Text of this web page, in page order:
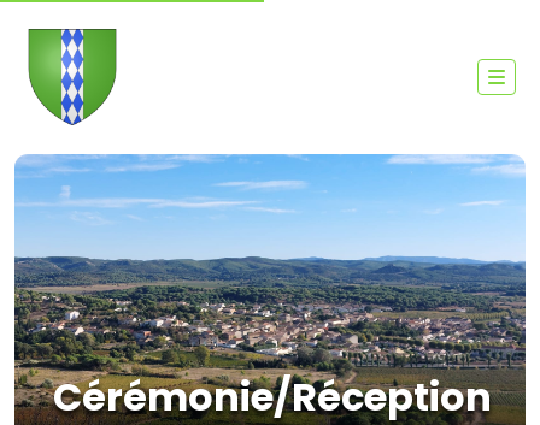
Cérémonie/Réception